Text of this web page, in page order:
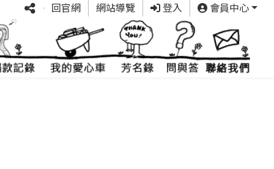
回官網 網站導覽 登入 會員中心